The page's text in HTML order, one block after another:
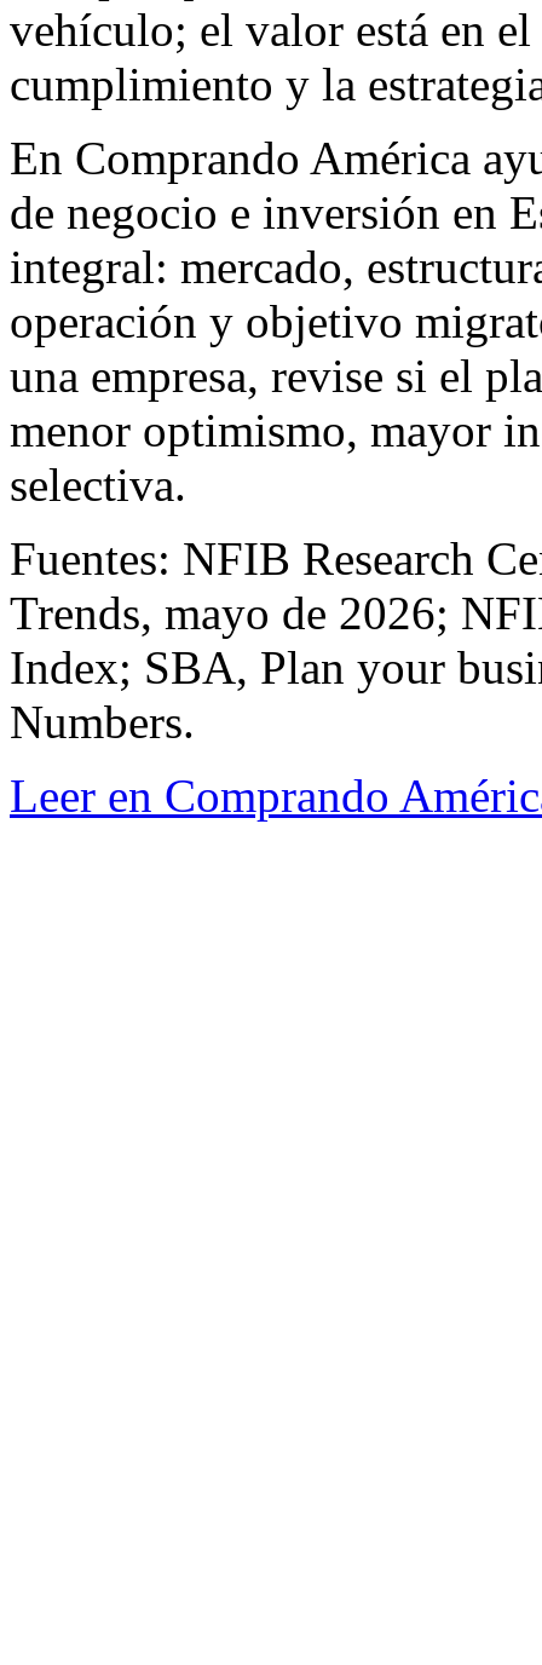
vehículo; el valor está en
cumplimiento y la
En Comprando América
de negocio e inversión en
integral: mercado,
operación y objetivo
una empresa, revise si el
menor optimismo, mayor
selectiva.
Fuentes: NFIB Research
Trends, mayo de 2026;
Index; SBA, Plan your
Numbers.
Leer en Comprando